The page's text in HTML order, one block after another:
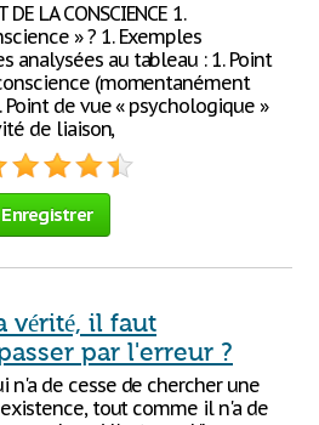
DE LA CONSCIENCE 1.
» ? 1. Exemples
analysées au tableau : 1. Point
(momentanément
Point de vue « psychologique »
de liaison,
Enregistrer
vérité, il faut
par l'erreur ?
n'a de cesse de chercher une
tout comme il n'a de